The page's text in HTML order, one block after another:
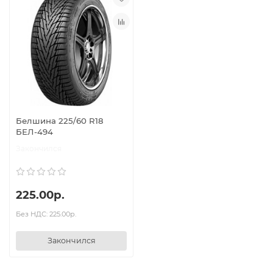
Белшина 225/60 R18
БЕЛ-494
225.00р.
Без НДС: 225.00р.
Закончился